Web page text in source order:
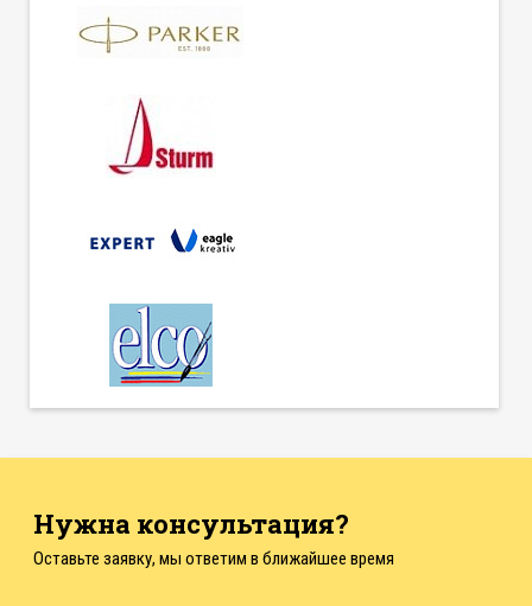
Нужна консультация?
Оставьте заявку, мы ответим в ближайшее время